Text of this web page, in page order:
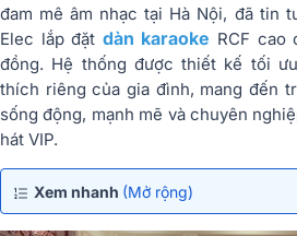
đam mê âm nhạc tại Hà Nội, đã tin
Elec lắp đặt dàn karaoke RCF cao
đồng. Hệ thống được thiết kế tối
thích riêng của gia đình, mang đến
sống động, mạnh mẽ và chuyên
hát VIP.
Xem nhanh (Mở rộng)